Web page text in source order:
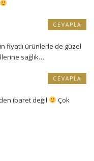
fiyatlı ürünlerle de güzel
sağlık…
CEVAPLA
ibaret değil
Çok
CEVAPLA